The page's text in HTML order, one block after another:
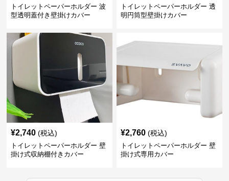
トイレットペーパーホルダー 波
型透明蓋付き壁掛けカバー
トイレットペーパーホルダー 透
明円筒型壁掛けカバー
¥2,740 (税込)
トイレットペーパーホルダー 壁
掛け式収納棚付きカバー
¥2,760 (税込)
トイレットペーパーホルダー 壁
掛け式専用カバー